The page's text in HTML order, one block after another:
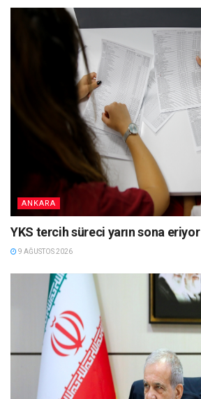
ANKARA
YKS tercih süreci yarın sona eriyor
9 AĞUSTOS 2026